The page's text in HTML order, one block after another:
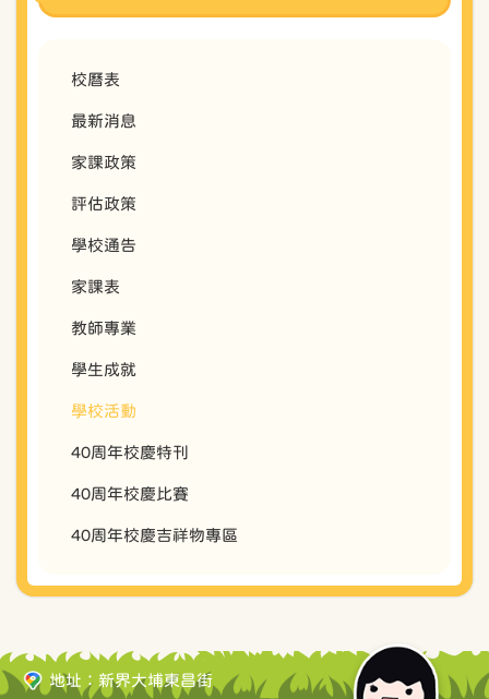
校曆表
最新消息
家課政策
評估政策
學校通告
家課表
教師專業
學生成就
學校活動
40周年校慶特刊
40周年校慶比賽
40周年校慶吉祥物專區
地址：新界大埔東昌街